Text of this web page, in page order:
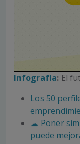
Infografía: El
Los 50
☁ Poner
puede